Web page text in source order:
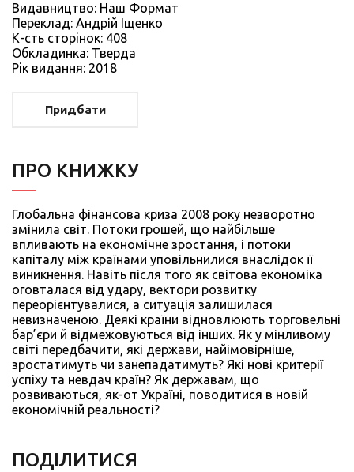
Видавництво: Наш Формат
Переклад: Андрій Іщенко
К-сть сторiнок: 408
Обкладинка: Тверда
Рiк видання: 2018
Придбати
ПРО КНИЖКУ
Глобальна фінансова криза 2008 року незворотно
змінила світ. Потоки грошей, що найбільше
впливають на економічне зростання, і потоки
капіталу між країнами уповільнилися внаслідок її
виникнення. Навіть після того як світова економіка
оговталася від удару, вектори розвитку
переорієнтувалися, а ситуація залишилася
невизначеною. Деякі країни відновлюють торговельні
бар’єри й відмежовуються від інших. Як у мінливому
світі передбачити, які держави, найімовірніше,
зростатимуть чи занепадатимуть? Які нові критерії
успіху та невдач країн? Як державам, що
розвиваються, як-от Україні, поводитися в новій
економічній реальності?
ПОДIЛИТИСЯ